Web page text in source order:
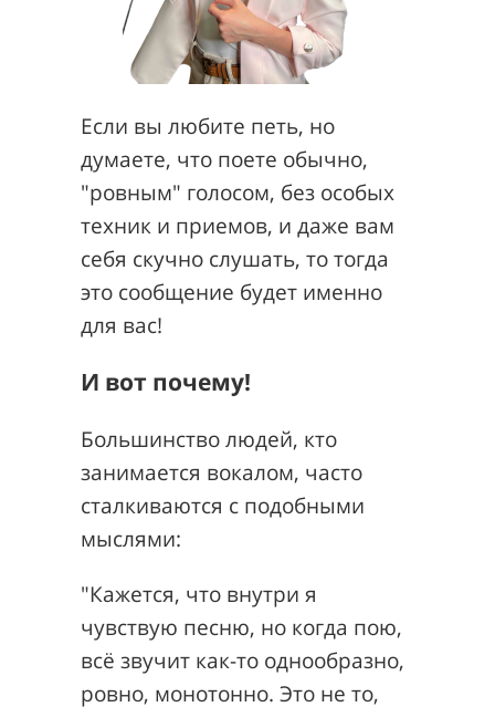
Если вы любите петь, но
думаете, что поете обычно,
"ровным" голосом, без особых
техник и приемов, и даже вам
себя скучно слушать, то тогда
это сообщение будет именно
для вас!
И вот почему!
Большинство людей, кто
занимается вокалом, часто
сталкиваются с подобными
мыслями:
"Кажется, что внутри я
чувствую песню, но когда пою,
всё звучит как-то однообразно,
ровно, монотонно. Это не то,